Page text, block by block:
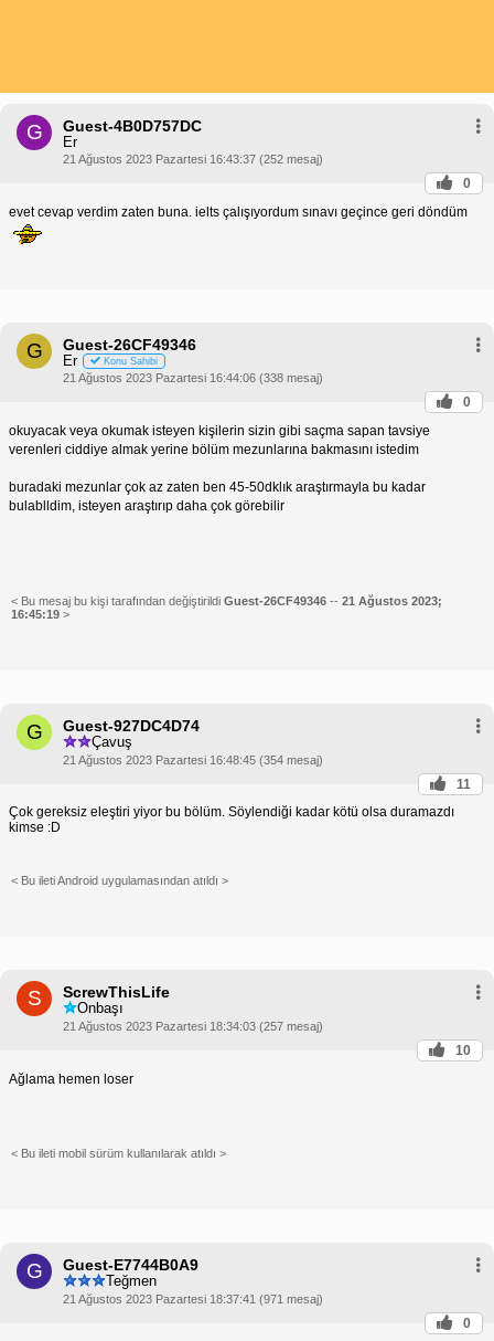
G Guest-4B0D757DC
Er
21 Ağustos 2023 Pazartesi 16:43:37 (252 mesaj)
0
evet cevap verdim zaten buna. ielts çalışıyordum sınavı geçince geri döndüm
G Guest-26CF49346
Er Konu Sahibi
21 Ağustos 2023 Pazartesi 16:44:06 (338 mesaj)
0
okuyacak veya okumak isteyen kişilerin sizin gibi saçma sapan tavsiye
verenleri ciddiye almak yerine bölüm mezunlarına bakmasını istedim
buradaki mezunlar çok az zaten ben 45-50dklık araştırmayla bu kadar
bulablldim, isteyen araştırıp daha çok görebilir
< Bu mesaj bu kişi tarafından değiştirildi Guest-26CF49346 -- 21 Ağustos 2023;
16:45:19 >
G Guest-927DC4D74
Çavuş
21 Ağustos 2023 Pazartesi 16:48:45 (354 mesaj)
11
Çok gereksiz eleştiri yiyor bu bölüm. Söylendiği kadar kötü olsa duramazdı
kimse :D
< Bu ileti Android uygulamasından atıldı >
S ScrewThisLife
Onbaşı
21 Ağustos 2023 Pazartesi 18:34:03 (257 mesaj)
10
Ağlama hemen loser
< Bu ileti mobil sürüm kullanılarak atıldı >
G Guest-E7744B0A9
Teğmen
21 Ağustos 2023 Pazartesi 18:37:41 (971 mesaj)
0